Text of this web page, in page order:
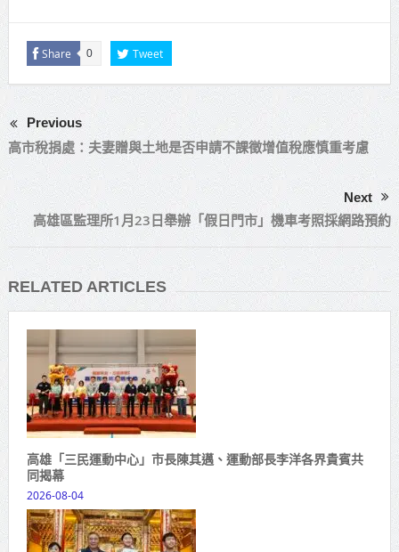
Share 0 Tweet
Previous
高市稅捐處：夫妻贈與土地是否申請不課徵增值稅應慎重考慮
Next
高雄區監理所1月23日舉辦「假日門市」機車考照採網路預約
RELATED ARTICLES
高雄「三民運動中心」市長陳其邁、運動部長李洋各界貴賓共
同揭幕
2026-08-04